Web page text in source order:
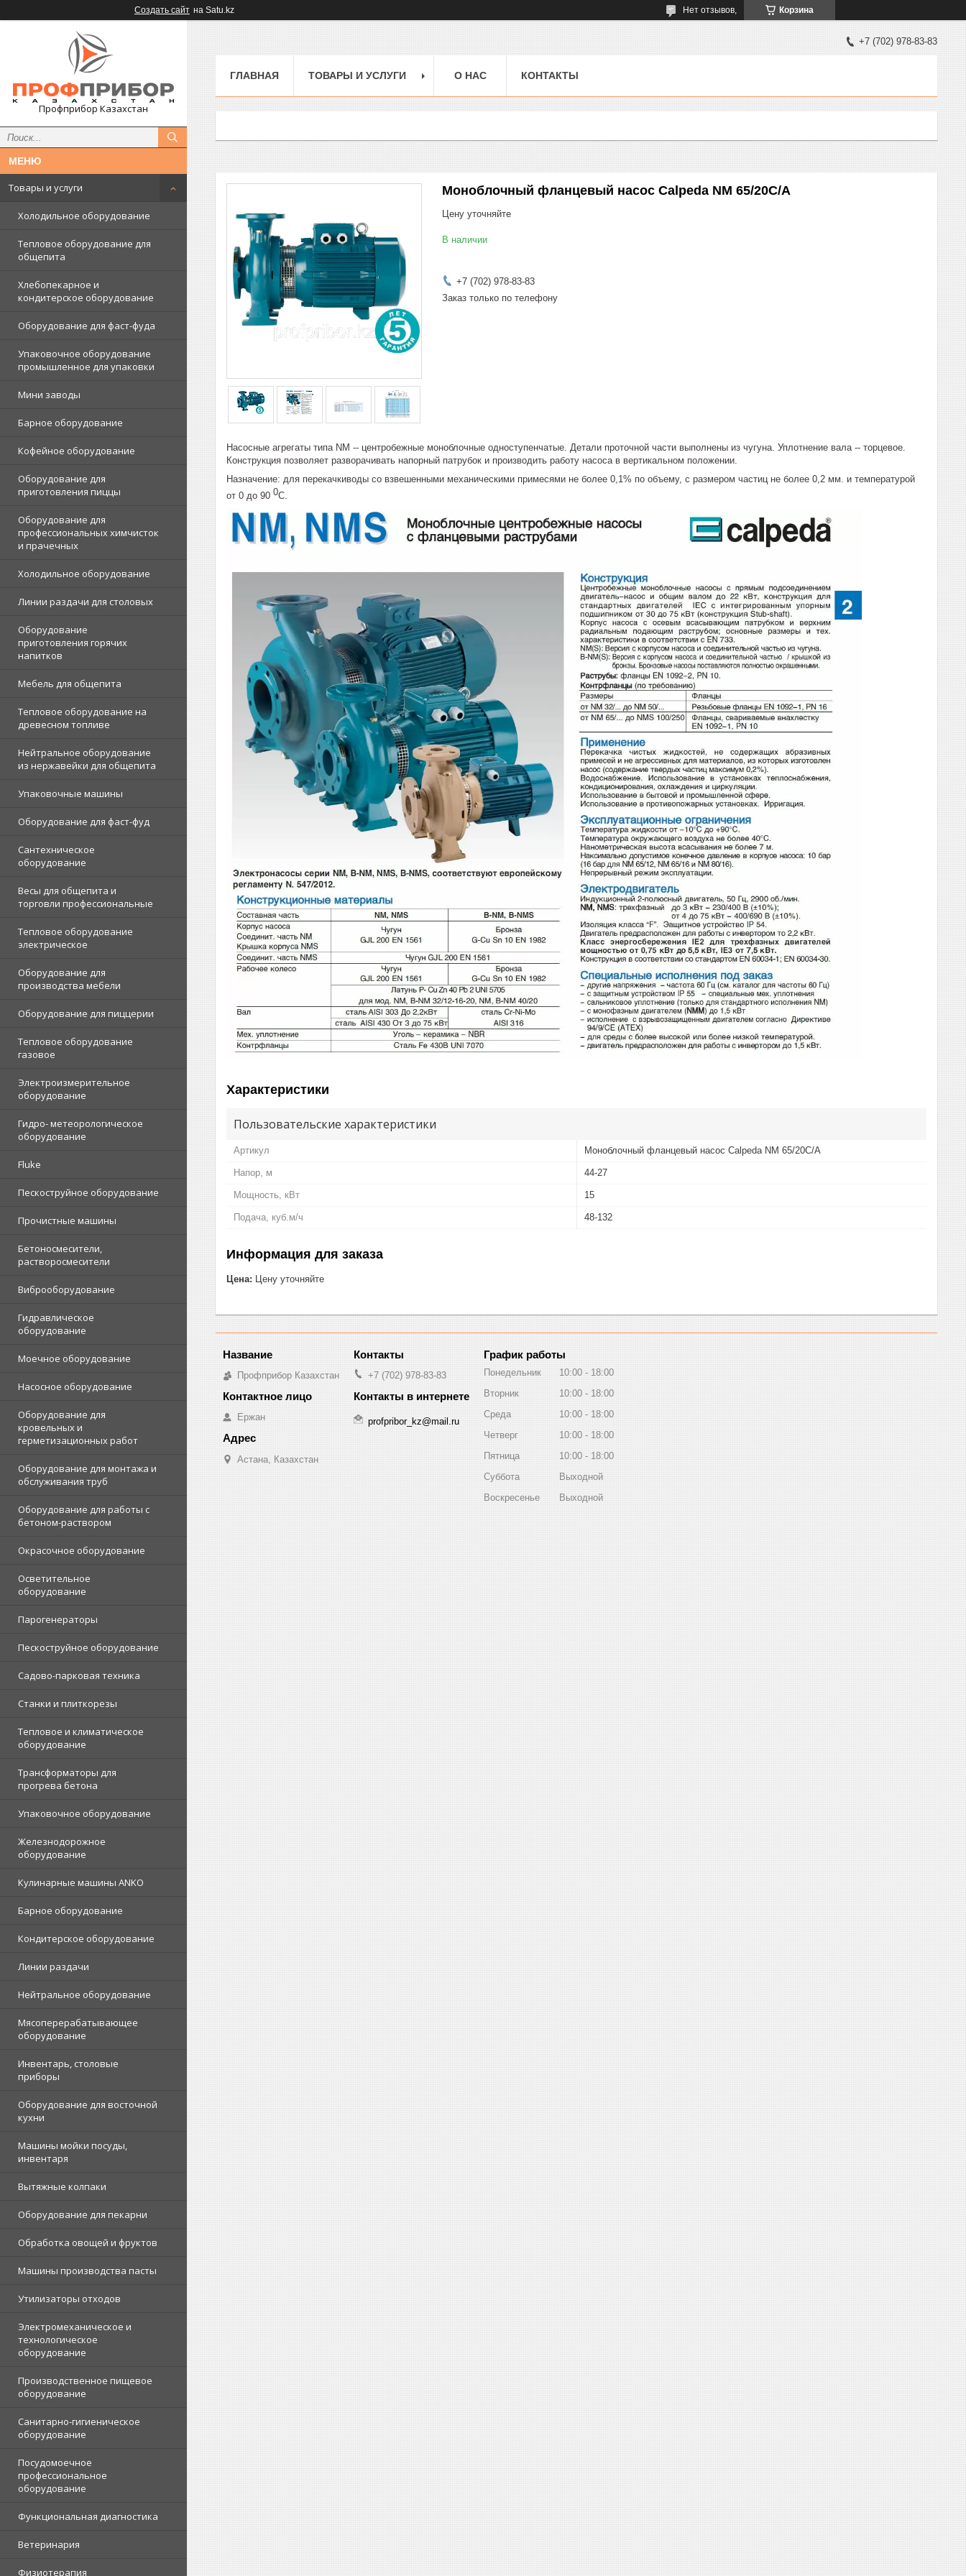
Создать сайт на Satu.kz Корзина
Нет отзывов,
Профприбор Казахстан
Товары и услуги
Холодильное оборудование
Тепловое оборудование для
общепита
Хлебопекарное и
кондитерское оборудование
Оборудование для фаст-фуда
Упаковочное оборудование
промышленное для упаковки
Мини заводы
Барное оборудование
Кофейное оборудование
Оборудование для
приготовления пиццы
Оборудование для
профессиональных химчисток
и прачечных
Холодильное оборудование
Линии раздачи для столовых
Оборудование
приготовления горячих
напитков
Мебель для общепита
Тепловое оборудование на
древесном топливе
Нейтральное оборудование
из нержавейки для общепита
Упаковочные машины
Оборудование для фаст-фуд
Сантехническое
оборудование
Весы для общепита и
торговли профессиональные
Тепловое оборудование
электрическое
Оборудование для
производства мебели
Оборудование для пиццерии
Тепловое оборудование
газовое
Электроизмерительное
оборудование
Гидро- метеорологическое
оборудование
Fluke
Пескоструйное оборудование
Прочистные машины
Бетоносмесители,
растворосмесители
Виброоборудование
Гидравлическое
оборудование
Моечное оборудование
Насосное оборудование
Оборудование для
кровельных и
герметизационных работ
Оборудование для монтажа и
обслуживания труб
Оборудование для работы с
бетоном-раствором
Окрасочное оборудование
Осветительное
оборудование
Парогенераторы
Пескоструйное оборудование
Садово-парковая техника
Станки и плиткорезы
Тепловое и климатическое
оборудование
Трансформаторы для
прогрева бетона
Упаковочное оборудование
Железнодорожное
оборудование
Кулинарные машины ANKO
Барное оборудование
Кондитерское оборудование
Линии раздачи
Нейтральное оборудование
Мясоперерабатывающее
оборудование
Инвентарь, столовые
приборы
Оборудование для восточной
кухни
Машины мойки посуды,
инвентаря
Вытяжные колпаки
Оборудование для пекарни
Обработка овощей и фруктов
Машины производства пасты
Утилизаторы отходов
Электромеханическое и
технологическое
оборудование
Производственное пищевое
оборудование
Санитарно-гигиеническое
оборудование
Посудомоечное
профессиональное
оборудование
Функциональная диагностика
Ветеринария
Физиотерапия
+7 (702) 978-83-83
ГЛАВНАЯ ТОВАРЫ И УСЛУГИ О НАС КОНТАКТЫ
Моноблочный фланцевый насос Calpeda NM 65/20C/A
Цену уточняйте
В наличии
+7 (702) 978-83-83
Заказ только по телефону
Насосные агрегаты типа NM -- центробежные моноблочные одноступенчатые. Детали проточной части выполнены из чугуна. Уплотнение вала -- торцевое.
Конструкция позволяет разворачивать напорный патрубок и производить работу насоса в вертикальном положении.
Назначение: для перекачкиводы со взвешенными механическими примесями не более 0,1% по объему, с размером частиц не более 0,2 мм. и температурой
от 0 до 90 0С.
Характеристики
Пользовательские характеристики
Артикул Моноблочный фланцевый насос Calpeda NM 65/20C/A
Напор, м 44-27
Мощность, кВт 15
Подача, куб.м/ч 48-132
Информация для заказа
Цена: Цену уточняйте
Профприбор Казахстан
Ержан
Астана, Казахстан
+7 (702) 978-83-83
profpribor_kz@mail.ru
График работы
Понедельник 10:00
18:00
Вторник
10:00
18:00
Среда
10:00
18:00
Четверг
10:00
18:00
Пятница
10:00
18:00
Суббота
Выходной
Воскресенье
Выходной